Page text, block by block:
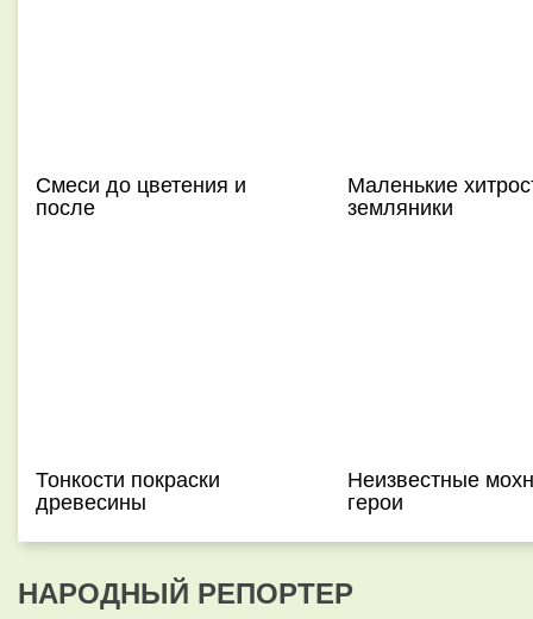
Смеси до цветения и
после
Маленькие
земляники
Тонкости покраски
древесины
Неизвестные
герои
НАРОДНЫЙ РЕПОРТЕР